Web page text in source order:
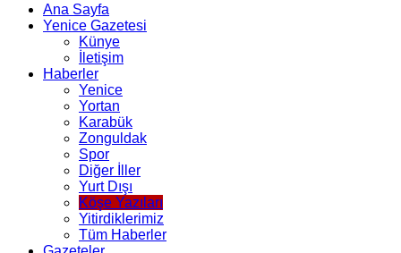
Ana Sayfa
Yenice Gazetesi
Künye
İletişim
Haberler
Yenice
Yortan
Karabük
Zonguldak
Spor
Diğer İller
Yurt Dışı
Köşe Yazıları
Yitirdiklerimiz
Tüm Haberler